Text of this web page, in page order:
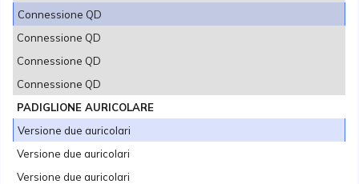
Connessione QD
Connessione QD
Connessione QD
Connessione QD
PADIGLIONE AURICOLARE
Versione due auricolari
Versione due auricolari
Versione due auricolari